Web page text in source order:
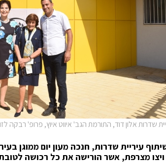
שדרות אלון דוד, התורמת הגב' איווט איוץ, פרופ' רבקה
עיריית שדרות, חנכה מעון יום
מצרפת, אשר הורישה את כל רכושה